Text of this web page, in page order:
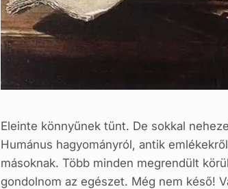
Eleinte könnyűnek tűnt. De sokkal
Humánus hagyományról, antik
másoknak. Több minden megrendült
gondolnom az egészet. Még nem késő!